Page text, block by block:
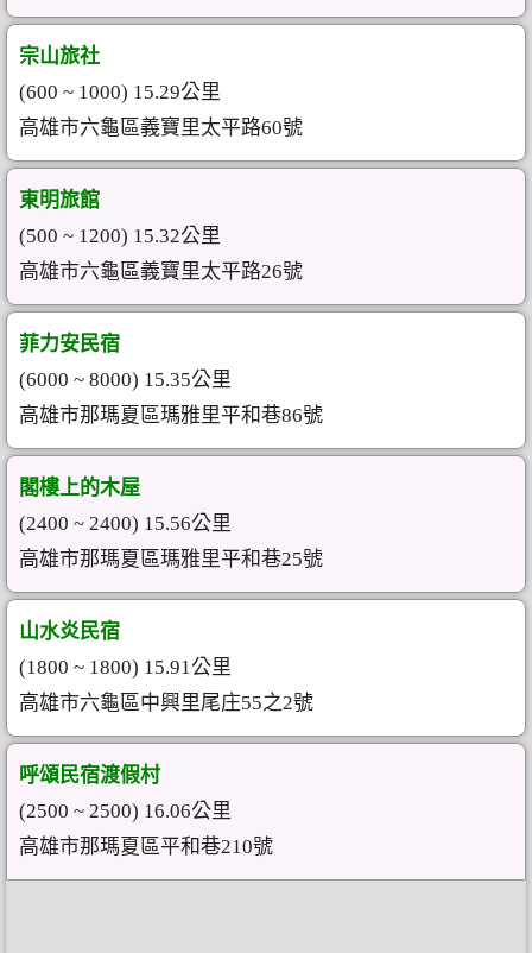
宗山旅社
(600 ~ 1000) 15.29公里
高雄市六龜區義寶里太平路60號
東明旅館
(500 ~ 1200) 15.32公里
高雄市六龜區義寶里太平路26號
菲力安民宿
(6000 ~ 8000) 15.35公里
高雄市那瑪夏區瑪雅里平和巷86號
閣樓上的木屋
(2400 ~ 2400) 15.56公里
高雄市那瑪夏區瑪雅里平和巷25號
山水炎民宿
(1800 ~ 1800) 15.91公里
高雄市六龜區中興里尾庄55之2號
呼頌民宿渡假村
(2500 ~ 2500) 16.06公里
高雄市那瑪夏區平和巷210號